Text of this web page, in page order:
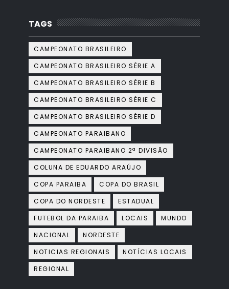
TAGS
CAMPEONATO BRASILEIRO
CAMPEONATO BRASILEIRO SÉRIE A
CAMPEONATO BRASILEIRO SÉRIE B
CAMPEONATO BRASILEIRO SÉRIE C
CAMPEONATO BRASILEIRO SÉRIE D
CAMPEONATO PARAIBANO
CAMPEONATO PARAIBANO 2ª DIVISÃO
COLUNA DE EDUARDO ARAÚJO
COPA PARAIBA
COPA DO BRASIL
COPA DO NORDESTE
ESTADUAL
FUTEBOL DA PARAIBA
LOCAIS
MUNDO
NACIONAL
NORDESTE
NOTICIAS REGIONAIS
NOTÍCIAS LOCAIS
REGIONAL